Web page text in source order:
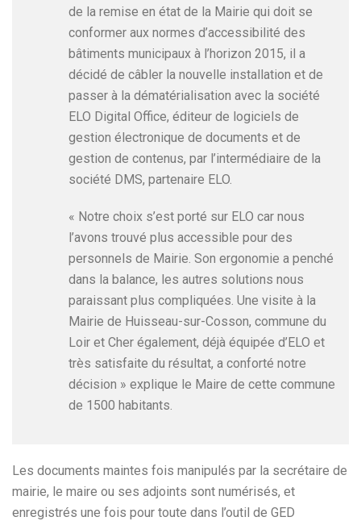
de la remise en état de la Mairie qui doit se
conformer aux normes d’accessibilité des
bâtiments municipaux à l’horizon 2015, il a
décidé de câbler la nouvelle installation et de
passer à la dématérialisation avec la société
ELO Digital Office, éditeur de logiciels de
gestion électronique de documents et de
gestion de contenus, par l’intermédiaire de la
société DMS, partenaire ELO.
« Notre choix s’est porté sur ELO car nous
l’avons trouvé plus accessible pour des
personnels de Mairie. Son ergonomie a penché
dans la balance, les autres solutions nous
paraissant plus compliquées. Une visite à la
Mairie de Huisseau-sur-Cosson, commune du
Loir et Cher également, déjà équipée d’ELO et
très satisfaite du résultat, a conforté notre
décision » explique le Maire de cette commune
de 1500 habitants.
Les documents maintes fois manipulés par la secrétaire de
mairie, le maire ou ses adjoints sont numérisés, et
enregistrés une fois pour toute dans l’outil de GED